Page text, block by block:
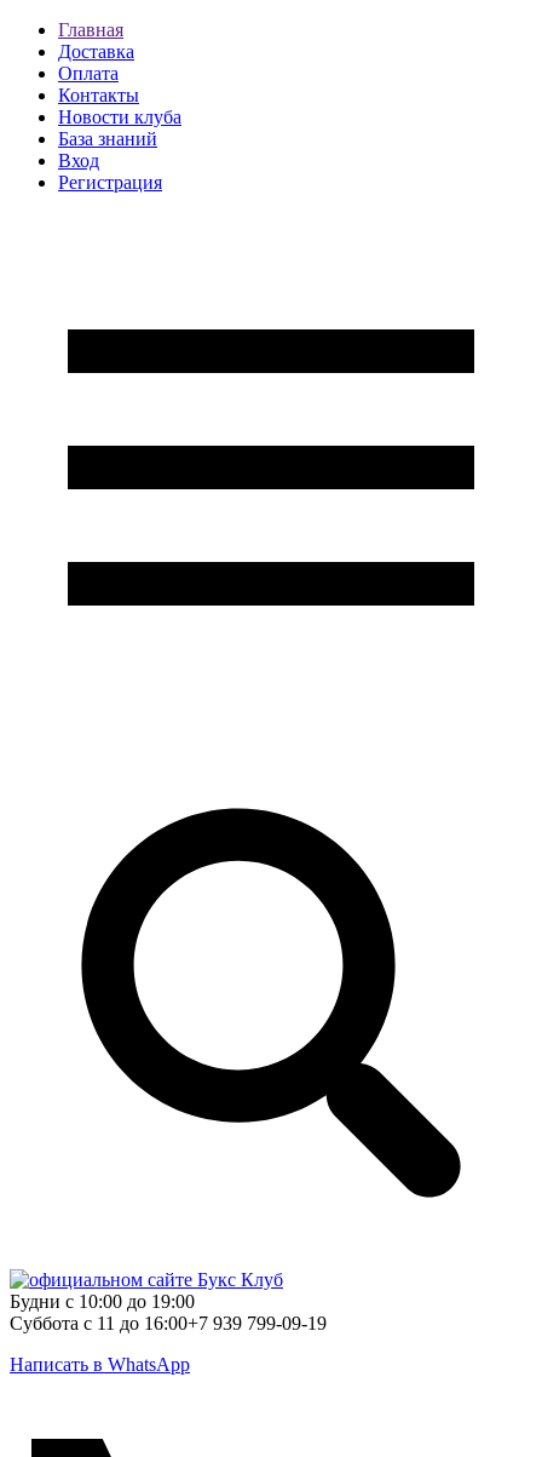
Главная
Доставка
Оплата
Контакты
Новости клуба
База знаний
Вход
Регистрация
Будни с 10:00 до 19:00
Суббота с 11 до 16:00+7 939 799-09-19
Написать в WhatsApp